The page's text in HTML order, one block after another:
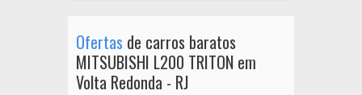
Ofertas de carros baratos
MITSUBISHI L200 TRITON em
Volta Redonda - RJ